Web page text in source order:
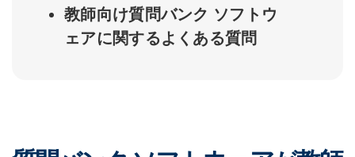
教師向け質問バンク ソフトウ
ェアに関するよくある質問